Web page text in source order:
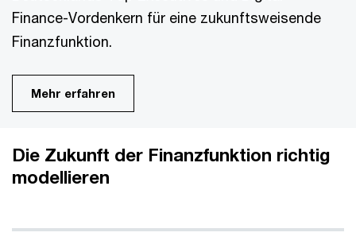
Finance-Vordenkern für eine zukunftsweisende
Finanzfunktion.
Mehr erfahren
Die Zukunft der Finanzfunktion richtig
modellieren